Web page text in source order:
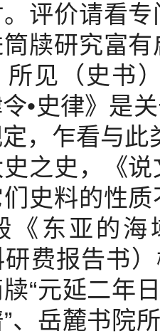
评价请看
牍研究富
所见（史书
令•史律》是
，乍看与此
之史，《
史料的性
《东亚的
费报告书
“元延二年
、岳麓书院